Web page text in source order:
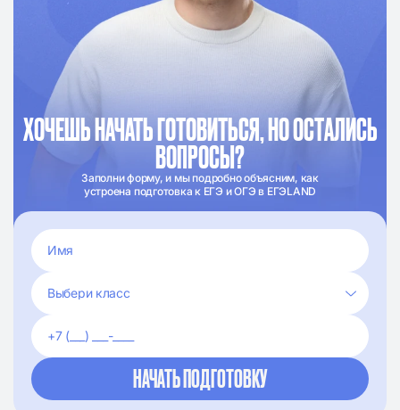
ХОЧЕШЬ НАЧАТЬ ГОТОВИТЬСЯ, НО ОСТАЛИСЬ
ВОПРОСЫ?
Заполни форму, и мы подробно объясним, как
устроена подготовка к ЕГЭ и ОГЭ в ЕГЭLAND